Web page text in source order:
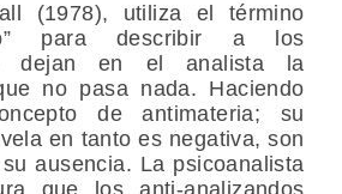
(1978), utiliza el término
para describir a los
dejan en el analista la
no pasa nada. Haciendo
de antimateria; su
en tanto es negativa, son
ausencia. La psicoanalista